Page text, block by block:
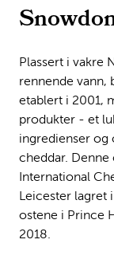
Plassert i vakre
rennende vann,
etablert i 2001,
produkter - et
ingredienser og
cheddar.
International
Leicester lagret
ostene i Prince
2018.